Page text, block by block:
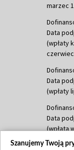
marzec
Data
(wpłaty
Data
(wpłaty
Data
(wpłata
Szanujemy Twoją